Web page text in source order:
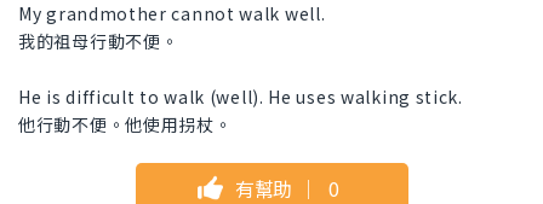
My grandmother cannot walk well.
我的祖母行動不便。
He is difficult to walk (well). He uses walking stick.
他行動不便。他使用拐杖。
有幫助 ｜ 0